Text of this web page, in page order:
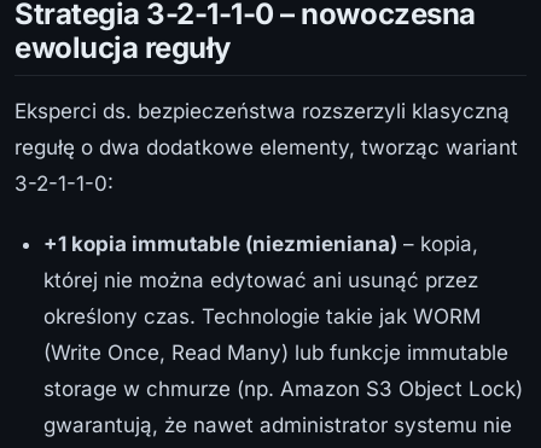
Strategia 3-2-1-1-0 – nowoczesna
ewolucja reguły
Eksperci ds. bezpieczeństwa rozszerzyli klasyczną
regułę o dwa dodatkowe elementy, tworząc wariant
3-2-1-1-0:
+1 kopia immutable (niezmieniana) – kopia,
której nie można edytować ani usunąć przez
określony czas. Technologie takie jak WORM
(Write Once, Read Many) lub funkcje immutable
storage w chmurze (np. Amazon S3 Object Lock)
gwarantują, że nawet administrator systemu nie